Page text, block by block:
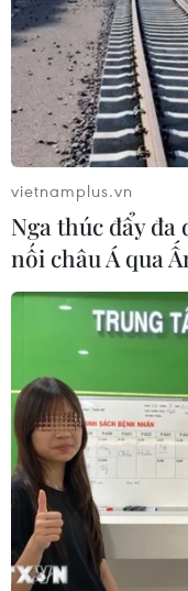
vietnamplus.vn
Nga thúc đẩy đa
nối châu Á qua